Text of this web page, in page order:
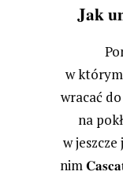
Jak
w którym
wracać
na
w jeszcze
nim